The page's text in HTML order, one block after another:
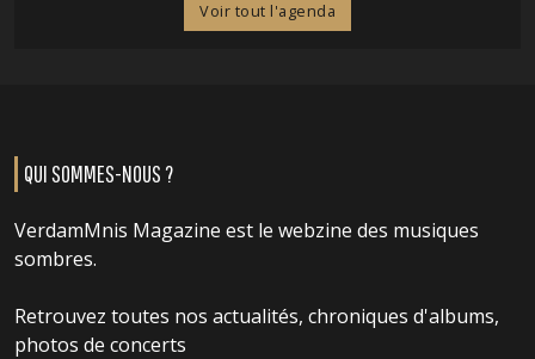
Voir tout l'agenda
QUI SOMMES-NOUS ?
VerdamMnis Magazine est le webzine des musiques
sombres.
Retrouvez toutes nos actualités, chroniques d'albums,
photos de concerts